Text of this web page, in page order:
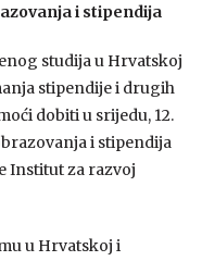
i stipendija
studija u Hrvatskoj
stipendije i drugih
dobiti u srijedu, 12.
i stipendija
Institut za razvoj
u Hrvatskoj i